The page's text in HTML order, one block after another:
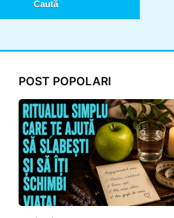
POST POPOLARI